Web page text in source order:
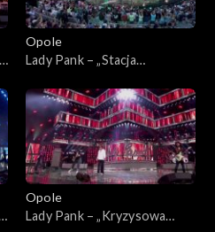
Opole
Lady Pank – „Stacja
Jubileusz 45-lecia zespołu
Lady Pank
Opole
Lady Pank – „Kryzysowa